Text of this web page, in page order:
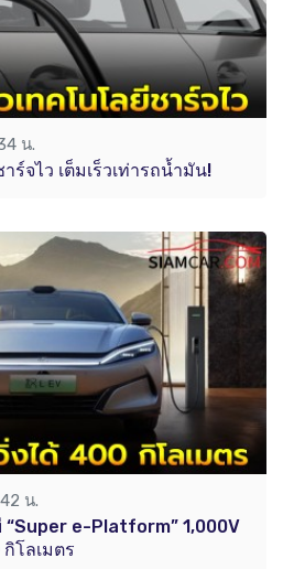
น.
ร์จไว เต็มเร็วเท่ารถน้ำมัน!
น.
“Super e-Platform” 1,000V
โลเมตร